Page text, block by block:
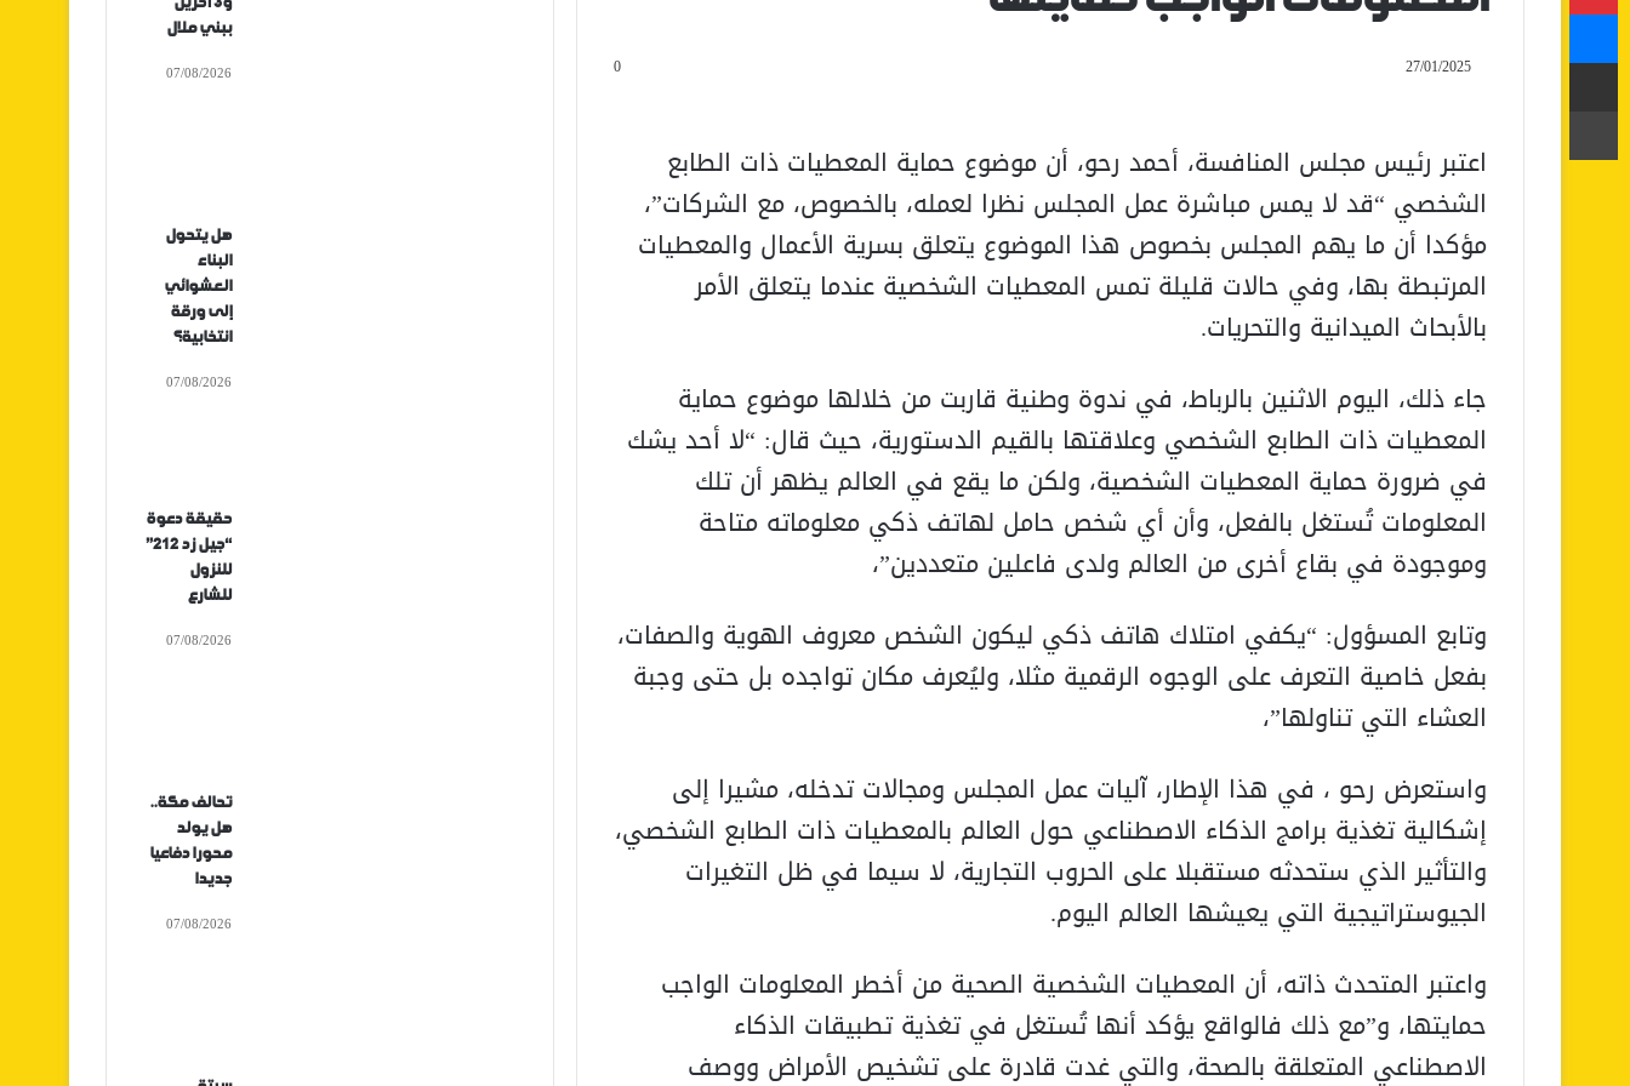
27/01/2025
0
اعتبر رئيس مجلس المنافسة، أحمد رحو، أن موضوع حماية المعطيات ذات الطابع
الشخصي “قد لا يمس مباشرة عمل المجلس نظرا لعمله، بالخصوص، مع الشركات”،
مؤكدا أن ما يهم المجلس بخصوص هذا الموضوع يتعلق بسرية الأعمال والمعطيات
المرتبطة بها، وفي حالات قليلة تمس المعطيات الشخصية عندما يتعلق الأمر
بالأبحاث الميدانية والتحريات.
جاء ذلك، اليوم الاثنين بالرباط، في ندوة وطنية قاربت من خلالها موضوع حماية
المعطيات ذات الطابع الشخصي وعلاقتها بالقيم الدستورية، حيث قال: “لا أحد يشك
في ضرورة حماية المعطيات الشخصية، ولكن ما يقع في العالم يظهر أن تلك
المعلومات تُستغل بالفعل، وأن أي شخص حامل لهاتف ذكي معلوماته متاحة
وموجودة في بقاع أخرى من العالم ولدى فاعلين متعددين”،
وتابع المسؤول: “يكفي امتلاك هاتف ذكي ليكون الشخص معروف الهوية والصفات،
بفعل خاصية التعرف على الوجوه الرقمية مثلا، وليُعرف مكان تواجده بل حتى وجبة
العشاء التي تناولها”،
واستعرض رحو ، في هذا الإطار، آليات عمل المجلس ومجالات تدخله، مشيرا إلى
إشكالية تغذية برامج الذكاء الاصطناعي حول العالم بالمعطيات ذات الطابع الشخصي،
والتأثير الذي ستحدثه مستقبلا على الحروب التجارية، لا سيما في ظل التغيرات
الجيوستراتيجية التي يعيشها العالم اليوم.
واعتبر المتحدث ذاته، أن المعطيات الشخصية الصحية من أخطر المعلومات الواجب
حمايتها، و”مع ذلك فالواقع يؤكد أنها تُستغل في تغذية تطبيقات الذكاء
الاصطناعي المتعلقة بالصحة، والتي غدت قادرة على تشخيص الأمراض ووصف
ببني ملال
07/08/2026
هل يتحول
البناء
العشوائي
إلى ورقة
انتخابية؟
07/08/2026
حقيقة دعوة
“جيل زد 212”
للنزول
للشارع
07/08/2026
تحالف مكة..
هل يولد
محورا دفاعيا
جديدا
07/08/2026